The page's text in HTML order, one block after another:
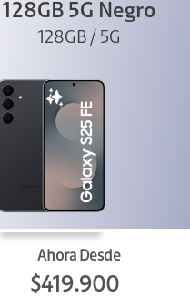
128GB 5G Negro
128GB / 5G
Ahora Desde
$419.900